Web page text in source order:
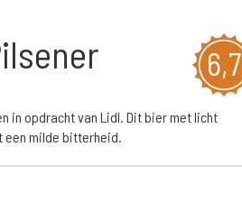
6,7
in opdracht van Lidl. Dit bier met licht
een milde bitterheid.